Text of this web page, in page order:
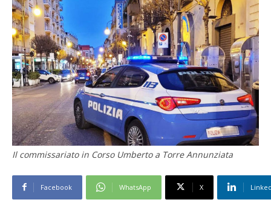
Il commissariato in Corso Umberto a Torre Annunziata
Facebook WhatsApp X